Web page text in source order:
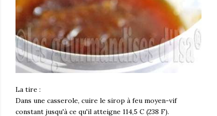
La tire :
Dans une casserole, cuire le sirop à feu moyen-vif
constant jusqu'à ce qu'il atteigne 114,5 C (238 F).